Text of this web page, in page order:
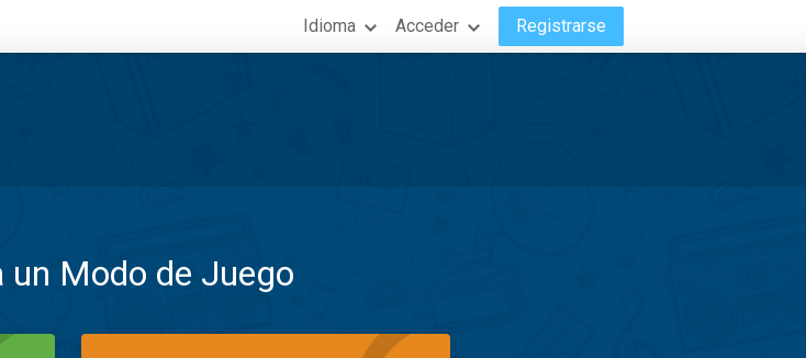
Idioma Acceder Registrarse
un Modo de Juego